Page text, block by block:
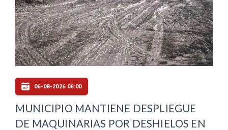
06-08-2026 06:00
MUNICIPIO MANTIENE DESPLIEGUE
DE MAQUINARIAS POR DESHIELOS EN